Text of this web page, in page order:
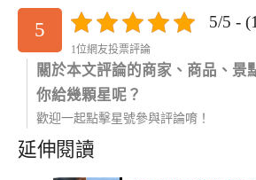
5 5/5 -
1位網友投票評論
關於本文評論的商家、商品、景
你給幾顆星呢？
歡迎一起點擊星號參與評論唷！
延伸閱讀